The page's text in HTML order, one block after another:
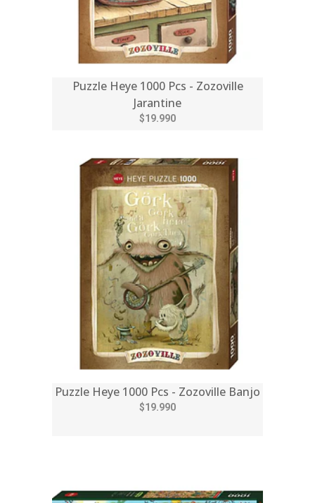
Puzzle Heye 1000 Pcs - Zozoville
Jarantine
$19.990
Puzzle Heye 1000 Pcs - Zozoville Banjo
$19.990